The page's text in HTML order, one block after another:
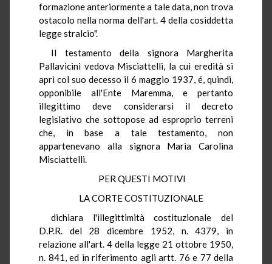
formazione anteriormente a tale data, non trova
ostacolo nella norma dell'art. 4 della cosiddetta
legge stralcio".
Il testamento della signora Margherita
Pallavicini vedova Misciattelli, la cui eredità si
aprì col suo decesso il 6 maggio 1937, é, quindi,
opponibile all'Ente Maremma, e pertanto
illegittimo deve considerarsi il decreto
legislativo che sottopose ad esproprio terreni
che, in base a tale testamento, non
appartenevano alla signora Maria Carolina
Misciattelli.
PER QUESTI MOTIVI
LA CORTE COSTITUZIONALE
dichiara l'illegittimità costituzionale del
D.P.R. del 28 dicembre 1952, n. 4379, in
relazione all'art. 4 della legge 21 ottobre 1950,
n. 841, ed in riferimento agli artt. 76 e 77 della